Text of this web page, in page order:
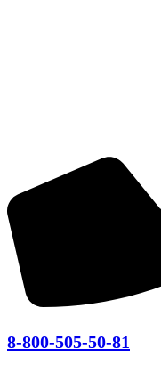
8-800-505-50-81